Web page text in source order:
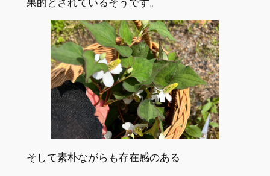
果的とされているそうです。
そして素朴ながらも存在感のある